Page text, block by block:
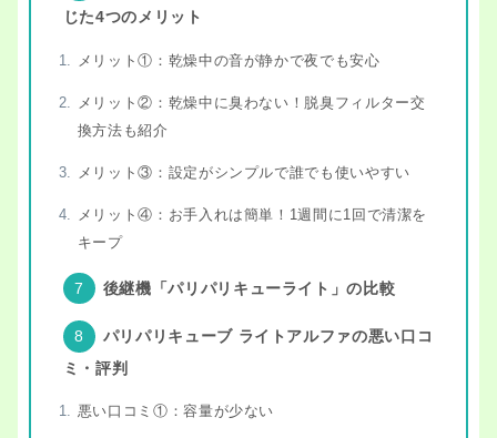
じた4つのメリット
メリット①：乾燥中の音が静かで夜でも安心
メリット②：乾燥中に臭わない！脱臭フィルター交
換方法も紹介
メリット③：設定がシンプルで誰でも使いやすい
メリット④：お手入れは簡単！1週間に1回で清潔を
キープ
後継機「パリパリキューライト」の比較
パリパリキューブ ライトアルファの悪い口コ
ミ・評判
悪い口コミ①：容量が少ない